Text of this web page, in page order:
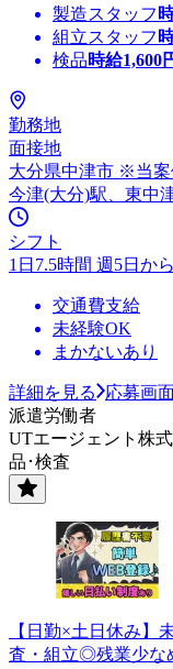
製造スタッフ
組立スタッフ
検品時給1,600
勤務地
面接地
大分県中津市 ※当案
今津(大分)駅、東中
シフト
1日7.5時間 週5日か
交通費支給
未経験OK
まかないあり
詳細を見る
応募画
派遣労働者
UTエージェント株
品･検査
【日勤×土日休み
査・組立◎残業少な